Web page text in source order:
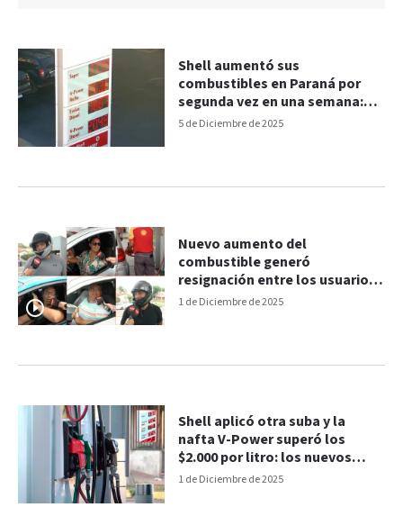
5 de Diciembre de 2025
Shell aumentó sus
combustibles en Paraná por
segunda vez en una semana:
los nuevos valores
1 de Diciembre de 2025
Nuevo aumento del
combustible generó
resignación entre los usuarios:
las opiniones
1 de Diciembre de 2025
Shell aplicó otra suba y la
nafta V-Power superó los
$2.000 por litro: los nuevos
valores en Paraná